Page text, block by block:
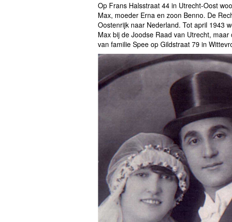
Op Frans Halsstraat 44 in Utrecht-Oost
Max, moeder Erna en zoon Benno. De
Oostenrijk naar Nederland. Tot april 1943
Max bij de Joodse Raad van Utrecht,
van familie Spee op Gildstraat 79 in